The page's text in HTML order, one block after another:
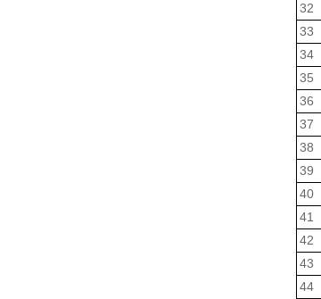
32
33
34
35
36
37
38
39
40
41
42
43
44